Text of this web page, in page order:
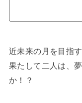
近未来の月を目指
果たして二人は、
か！？